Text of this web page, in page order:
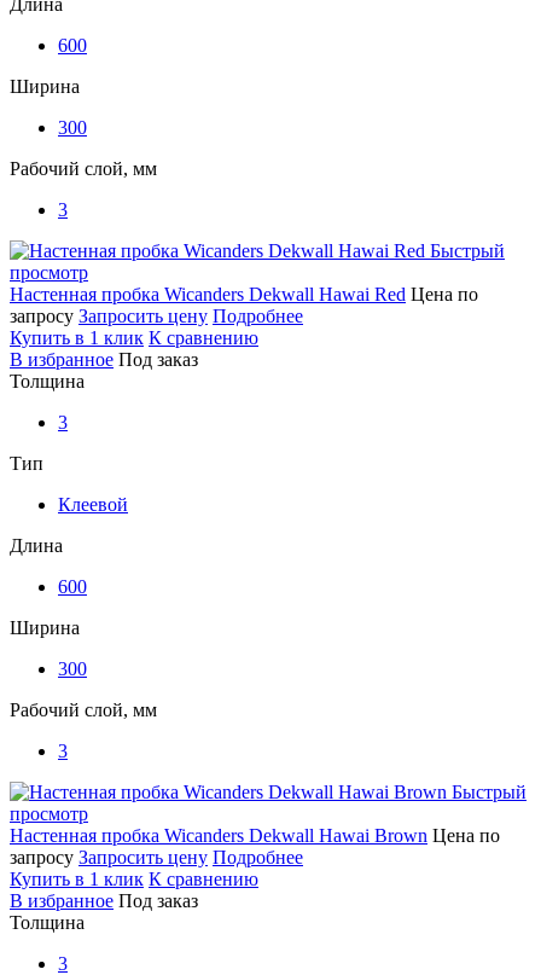
600
Ширина
300
Рабочий слой, мм
3
Быстрый
просмотр
Настенная пробка Wicanders Dekwall Hawai Red Цена по
запросу Запросить цену Подробнее
Купить в 1 клик К сравнению
В избранное Под заказ
Толщина
3
Тип
Клеевой
Длина
600
Ширина
300
Рабочий слой, мм
3
Быстрый
просмотр
Настенная пробка Wicanders Dekwall Hawai Brown Цена по
запросу Запросить цену Подробнее
Купить в 1 клик К сравнению
В избранное Под заказ
Толщина
3